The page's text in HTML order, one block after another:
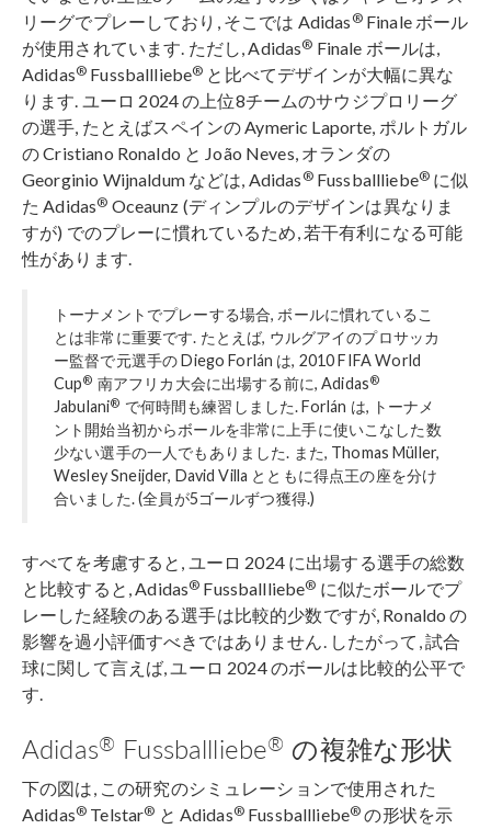
リーグでプレーしており, そこでは Adidas ®Finale ボール
が使用されています. ただし, Adidas® Finale ボールは,
Adidas® Fussballliebe® と比べてデザインが大幅に異な
ります. ユーロ 2024 の上位8チームのサウジプロリーグ
の選手, たとえばスペインの Aymeric Laporte, ポルトガル
の Cristiano Ronaldo と João Neves, オランダの
Georginio Wijnaldum などは, Adidas ®Fussballliebe® に似
た Adidas® Oceaunz (ディンプルのデザインは異なりま
すが) でのプレーに慣れているため, 若干有利になる可能
性があります.
トーナメントでプレーする場合, ボールに慣れているこ
とは非常に重要です. たとえば, ウルグアイのプロサッカ
ー監督で元選手の Diego Forlán は, 2010 FIFA World
Cup® 南アフリカ大会に出場する前に, Adidas®
Jabulani® で何時間も練習しました. Forlán は, トーナメ
ント開始当初からボールを​​非常に上手に使いこなした数
少ない選手の一人でもありました. また, Thomas Müller,
Wesley Sneijder, David Villa とともに得点王の座を分け
合いました. (全員が5ゴールずつ獲得.)
すべてを考慮すると, ユーロ 2024 に出場する選手の総数
と比較すると, Adidas® Fussballliebe® に似たボールでプ
レーした経験のある選手は比較的少数ですが, Ronaldo の
影響を過小評価すべきではありません. したがって, 試合
球に関して言えば, ユーロ 2024 のボールは比較的公平で
す.
Adidas® Fussballliebe® の複雑な形状
下の図は, この研究のシミュレーションで使用された
Adidas® Telstar® と Adidas®Fussballliebe® の形状を示